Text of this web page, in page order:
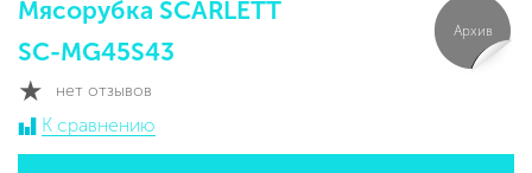
Мясорубка SCARLETT
SC-MG45S43
нет отзывов
К сравнению
Архив